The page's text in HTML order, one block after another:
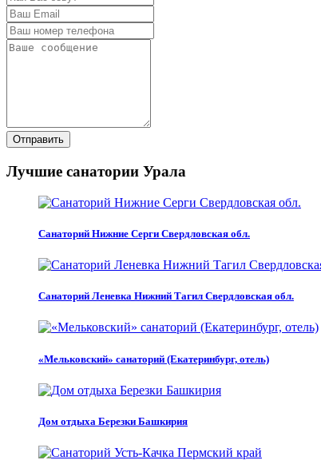
Отправить
Лучшие санатории Урала
Санаторий Нижние Серги Свердловская обл.
Санаторий Леневка Нижний Тагил Свердловская обл.
«Мельковский» санаторий (Екатеринбург, отель)
Дом отдыха Березки Башкирия